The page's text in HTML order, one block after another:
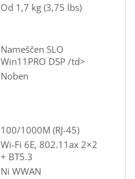
Od 1,7 kg (3,75 lbs)
Nameščen SLO
Win11PRO DSP /td>
Noben
100/1000M (RJ-45)
Wi-Fi 6E, 802.11ax 2×2
+ BT5.3
Ni WWAN